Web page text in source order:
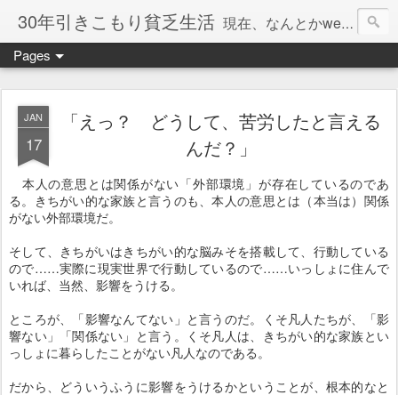
30年引きこもり貧乏生活 現在、なんとかweb系の仕事で食べています。このブログで扱う問題は「この世とはなにか」「人生とはなにか」「人間とはなにか」「強迫神経症の原因と解決法」「うつ病の原因と寄り添う方法」「家族の問題」などについてです。
Pages
JAN
17
「えっ？ どうして、苦労したと言える
んだ？」
本人の意思とは関係がない「外部環境」が存在しているのであ
る。きちがい的な家族と言うのも、本人の意思とは（本当は）関係
がない外部環境だ。
そして、きちがいはきちがい的な脳みそを搭載して、行動している
ので……実際に現実世界で行動しているので……いっしょに住んで
いれば、当然、影響をうける。
ところが、「影響なんてない」と言うのだ。くそ凡人たちが、「影
響ない」「関係ない」と言う。くそ凡人は、きちがい的な家族とい
っしょに暮らしたことがない凡人なのである。
だから、どういうふうに影響をうけるかということが、根本的なと